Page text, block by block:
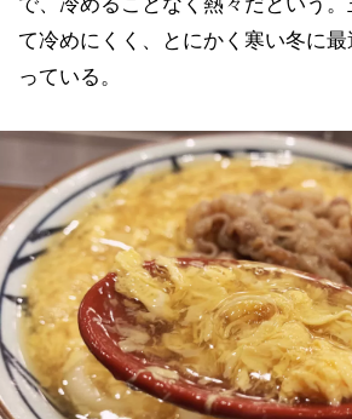
て冷めにくく、とにかく寒い冬に
っている。